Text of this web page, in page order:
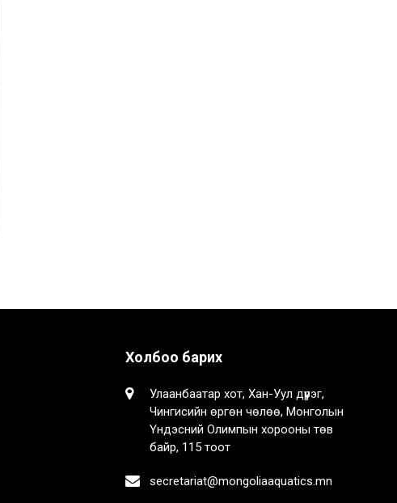
Холбоо барих
Улаанбаатар хот, Хан-Уул дүүрэг,
Чингисийн өргөн чөлөө, Монголын
Үндэсний Олимпын хорооны төв
байр, 115 тоот
secretariat@mongoliaaquatics.mn